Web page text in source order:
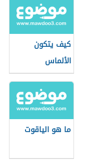
والزراعي
كيف يتكون
الألماس
ما هو الياقوت